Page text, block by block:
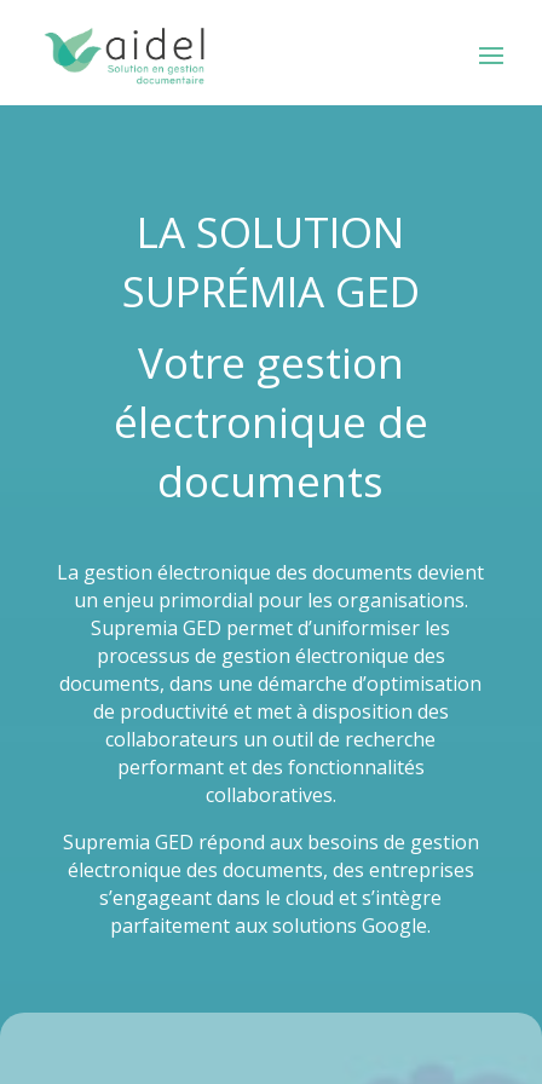
LA SOLUTION
SUPRÉMIA GED
Votre gestion
électronique de
documents
La gestion électronique des documents devient
un enjeu primordial pour les organisations.
Supremia GED permet d’uniformiser les
processus de gestion électronique des
documents, dans une démarche d’optimisation
de productivité et met à disposition des
collaborateurs un outil de recherche
performant et des fonctionnalités
collaboratives.
Supremia GED répond aux besoins de gestion
électronique des documents, des entreprises
s’engageant dans le cloud et s’intègre
parfaitement aux solutions Google.